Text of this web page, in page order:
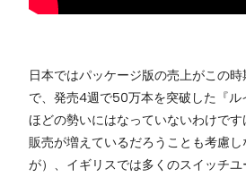
日本ではパッケージ版の売上がこの
で、発売4週で50万本を突破した『ル
ほどの勢いにはなっていないわけで
販売が増えているだろうことも考慮
が）、イギリスでは多くのスイッチ